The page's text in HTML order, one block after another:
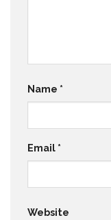
Name *
Email *
Website